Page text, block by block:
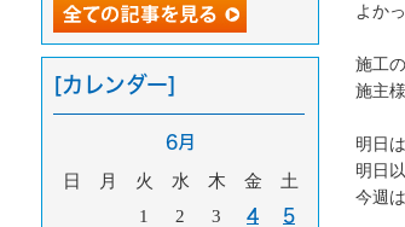
よか
施工
施主
明日
明日
今週
[カレンダー]
6月
日 月 火 水 木 金
土
1
2 3 4 5